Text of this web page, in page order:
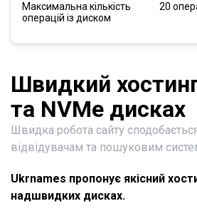
Максимальна кількість
операцій із диском
20
Швидкий
та NVMe дисках
Швидка робота сайту
відвідувачам та пошуковим
Ukrnames пропонує якісний
надшвидких дисках.